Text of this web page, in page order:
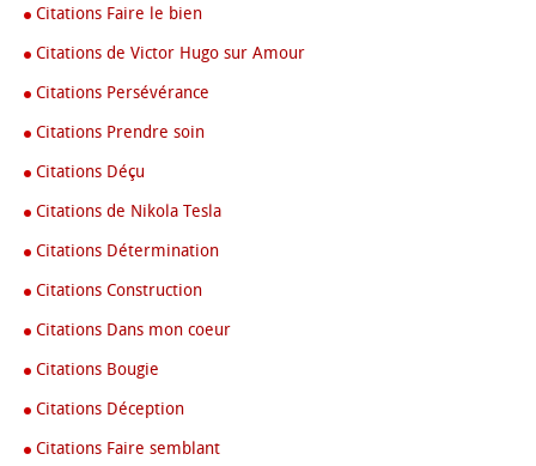
Citations Faire le bien
Citations de Victor Hugo sur Amour
Citations Persévérance
Citations Prendre soin
Citations Déçu
Citations de Nikola Tesla
Citations Détermination
Citations Construction
Citations Dans mon coeur
Citations Bougie
Citations Déception
Citations Faire semblant